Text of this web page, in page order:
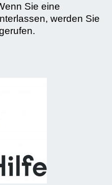
Sie eine
werden Sie